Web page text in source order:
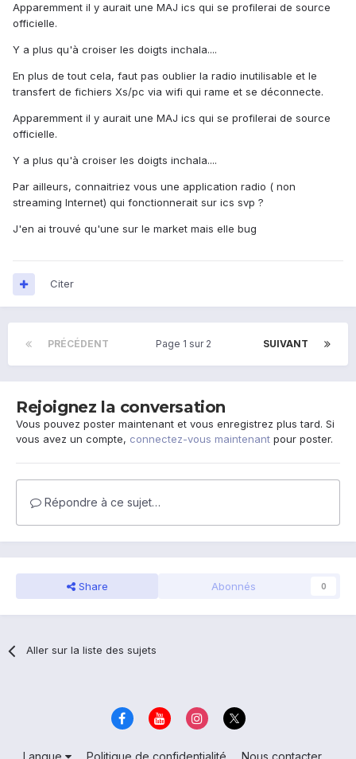
Apparemment il y aurait une MAJ ics qui se profilerai de source
officielle.
Y a plus qu'à croiser les doigts inchala....
En plus de tout cela, faut pas oublier la radio inutilisable et le
transfert de fichiers Xs/pc via wifi qui rame et se déconnecte.
Apparemment il y aurait une MAJ ics qui se profilerai de source
officielle.
Y a plus qu'à croiser les doigts inchala....
Par ailleurs, connaitriez vous une application radio ( non
streaming Internet) qui fonctionnerait sur ics svp ?
J'en ai trouvé qu'une sur le market mais elle bug
Citer
PRÉCÉDENT SUIVANT
Page 1 sur 2
Rejoignez la conversation
Vous pouvez poster maintenant et vous enregistrez plus tard. Si
vous avez un compte, connectez-vous maintenant pour poster.
Répondre à ce sujet…
Share Abonnés 0
Aller sur la liste des sujets
Langue Politique de confidentialité Nous contacter